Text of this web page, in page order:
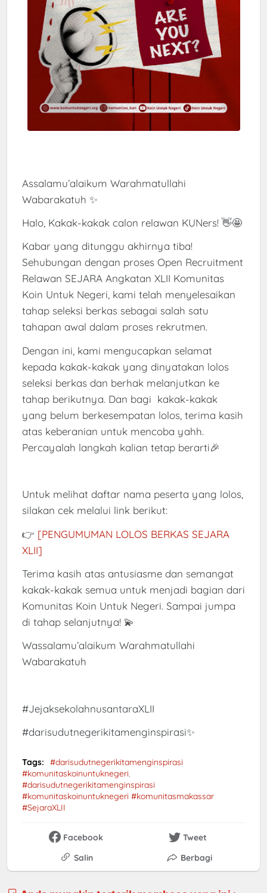
Assalamu’alaikum Warahmatullahi
Wabarakatuh ✨
Halo, Kakak-kakak calon relawan KUNers! 👋🤩
Kabar yang ditunggu akhirnya tiba!
Sehubungan dengan proses Open Recruitment
Relawan SEJARA Angkatan XLII Komunitas
Koin Untuk Negeri, kami telah menyelesaikan
tahap seleksi berkas sebagai salah satu
tahapan awal dalam proses rekrutmen.
Dengan ini, kami mengucapkan selamat
kepada kakak-kakak yang dinyatakan lolos
seleksi berkas dan berhak melanjutkan ke
tahap berikutnya. Dan bagi kakak-kakak
yang belum berkesempatan lolos, terima kasih
atas keberanian untuk mencoba yahh.
Percayalah langkah kalian tetap berarti🎉
Untuk melihat daftar nama peserta yang lolos,
silakan cek melalui link berikut:
👉 [PENGUMUMAN LOLOS BERKAS SEJARA
XLII]
Terima kasih atas antusiasme dan semangat
kakak-kakak semua untuk menjadi bagian dari
Komunitas Koin Untuk Negeri. Sampai jumpa
di tahap selanjutnya! 💫
Wassalamu’alaikum Warahmatullahi
Wabarakatuh
#JejaksekolahnusantaraXLII
#darisudutnegerikitamenginspirasi✨
Tags:
#darisudutnegerikitamenginspirasi
#komunitaskoinuntuknegeri
#darisudutnegerikitamenginspirasi
#komunitaskoinuntuknegeri #komunitasmakassar
#SejaraXLII
Facebook
Tweet
Salin
Berbagi